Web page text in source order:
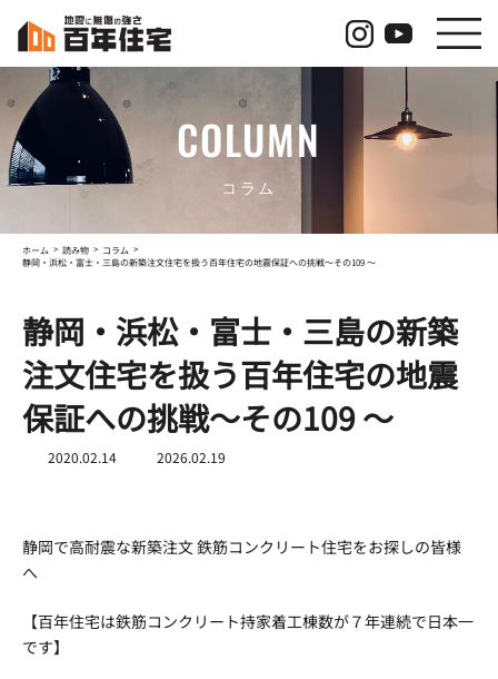
ツ
ス
キ
ッ
シ
ン
に
移
COLUMN
コラム
ホーム 読み物
コラム
静岡・浜松・富士・三島の新築注文住宅を扱う百年住宅の地震保証への挑戦～その109 ～
静岡・浜松・富士・三島の新築
注文住宅を扱う百年住宅の地震
保証への挑戦～その109 ～
2020.02.14
最
日
時
2026.02.19
静岡で高耐震な新築注文 鉄筋コンクリート住宅をお探しの皆様
へ
【百年住宅は鉄筋コンクリート持家着工棟数が７年連続で日本一
です】